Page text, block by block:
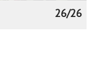
26/26